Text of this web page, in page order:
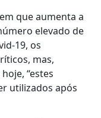
que aumenta a
elevado de
19, os
mas,
“estes
utilizados após